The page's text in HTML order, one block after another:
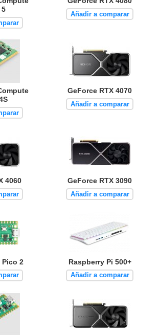
Añadir a comparar
GeForce RTX 4070
Añadir a comparar
4060 GeForce RTX 3090
Añadir a comparar
Pico 2 Raspberry Pi 500+
Añadir a comparar